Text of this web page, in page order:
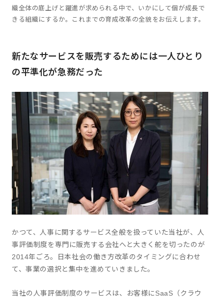
織全体の底上げと躍進が求められる中で、いかにして個が成長で
きる組織にするか。これまでの育成改革の全貌をお伝えします。
新たなサービスを販売するためには一人ひとり
の平準化が急務だった
かつて、人事に関するサービス全般を扱っていた当社が、人
事評価制度を専門に販売する会社へと大きく舵を切ったのが
2014年ごろ。日本社会の働き方改革のタイミングに合わせ
て、事業の選択と集中を進めていきました。
当社の人事評価制度のサービスは、お客様にSaaS（クラウ